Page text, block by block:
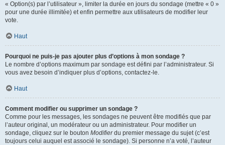
« Option(s) par l’utilisateur », limiter la durée en jours du sondage (mettre « 0 »
pour une durée illimitée) et enfin permettre aux utilisateurs de modifier leur
vote.
Haut
Pourquoi ne puis-je pas ajouter plus d’options à mon sondage ?
Le nombre d’options maximum par sondage est défini par l’administrateur. Si
vous avez besoin d’indiquer plus d’options, contactez-le.
Haut
Comment modifier ou supprimer un sondage ?
Comme pour les messages, les sondages ne peuvent être modifiés que par
l’auteur original, un modérateur ou un administrateur. Pour modifier un
sondage, cliquez sur le bouton Modifierdu premier message du sujet (c’est
toujours celui auquel est associé le sondage). Si personne n’a voté, l’auteur